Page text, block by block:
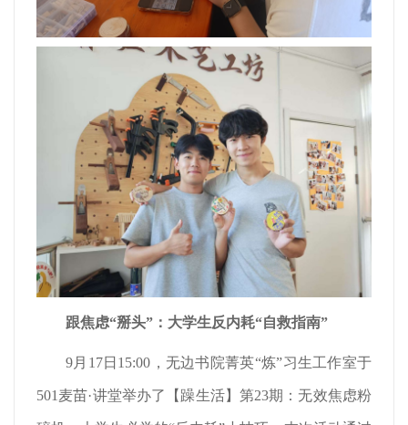
跟焦虑“掰头”：大学生反内耗“自救指南”
9月17日15:00，无边书院菁英“炼”习生工作室于
501麦苗·讲堂举办了【躁生活】第23期：无效焦虑粉